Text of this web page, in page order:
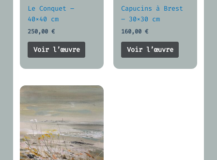
Le Conquet –
40×40 cm
250,00€
Voir l’œuvre
Capucins à Brest
– 30×30 cm
160,00€
Voir l’œuvre